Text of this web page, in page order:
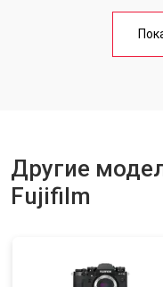
Другие
Fujifilm